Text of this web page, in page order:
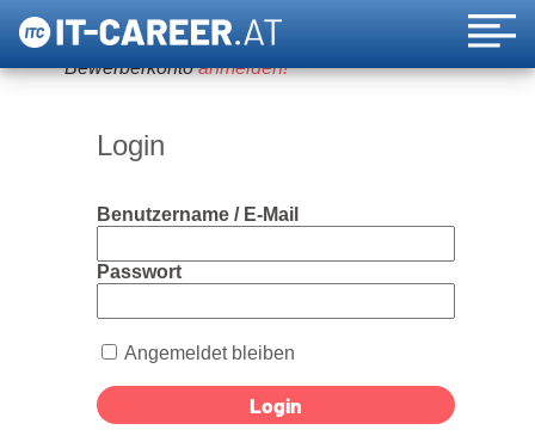
Um diese Funktion nutzen zu können, bitte ein
Bewerberkontoanmelden!
Login
Benutzername / E-Mail
Passwort
Angemeldet bleiben